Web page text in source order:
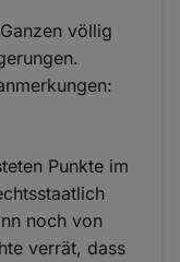
völlig
Punkte im
noch von
verrät, dass